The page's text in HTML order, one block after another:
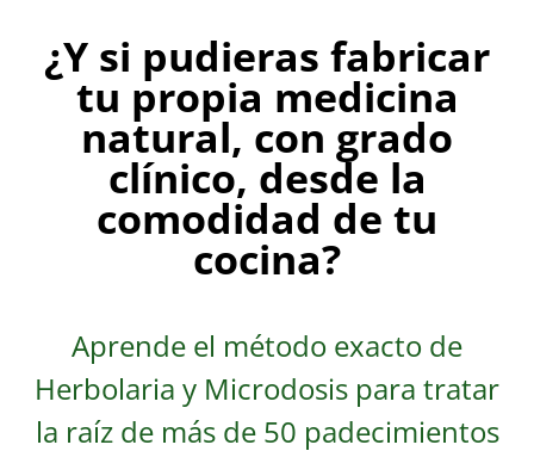
¿Y si pudieras fabricar
tu propia medicina
natural, con grado
clínico, desde la
comodidad de tu
cocina?
Aprende el método exacto de
Herbolaria y Microdosis para tratar
la raíz de más de 50 padecimientos